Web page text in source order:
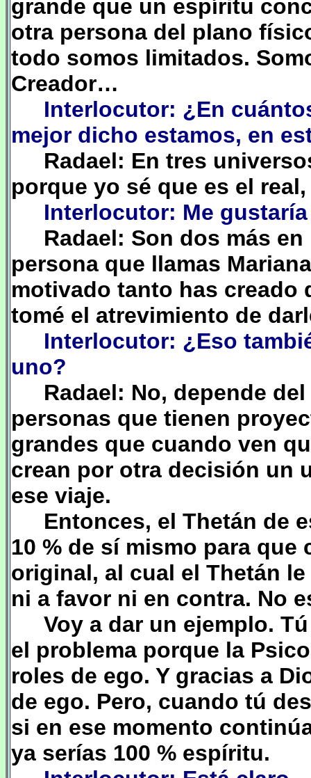
grande que un espíritu
otra persona del plano
todo somos limitados.
Creador…
Interlocutor: ¿En
mejor dicho estamos, en
Radael: En tres
porque yo sé que es el
Interlocutor: Me
Radael: Son dos más
persona que llamas
motivado tanto has creado
tomé el atrevimiento de
Interlocutor: ¿Eso
uno?
Radael: No, depende
personas que tienen
grandes que cuando ven
crean por otra decisión un
ese viaje.
Entonces, el Thetán de
10 % de sí mismo para que
original, al cual el Thetán
ni a favor ni en contra. No
Voy a dar un ejemplo.
el problema porque la
roles de ego. Y gracias a
de ego. Pero, cuando tú
si en ese momento
ya serías 100 % espíritu.